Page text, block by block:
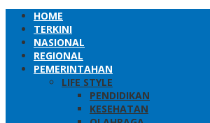
HOME
TERKINI
NASIONAL
REGIONAL
PEMERINTAHAN
LIFE STYLE
PENDIDIKAN
KESEHATAN